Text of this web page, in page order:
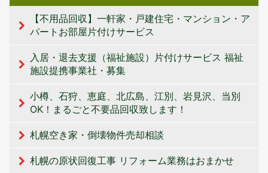
【不用品回収】一軒家・戸建住宅・マンション・ア
パートお部屋片付けサービス
入居・退去支援（福祉施設）片付けサービス 福祉
施設提携事業社・募集
小樽、石狩、恵庭、北広島、江別、岩見沢、当別
OK！まるごと不要品回収致します！
札幌空き家・倒壊物件売却相談
札幌の原状回復工事 リフォーム業務はおまかせ